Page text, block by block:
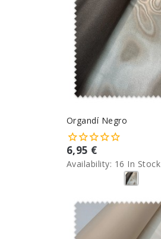
Organdí Negro
6,95 €
Availability: 16 In Stock